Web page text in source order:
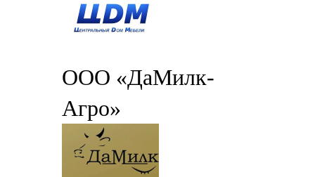
ООО «ДаМилк-
Агро»